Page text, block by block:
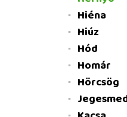
Hiéna
Hiúz
Hód
Homár
Hörcsög